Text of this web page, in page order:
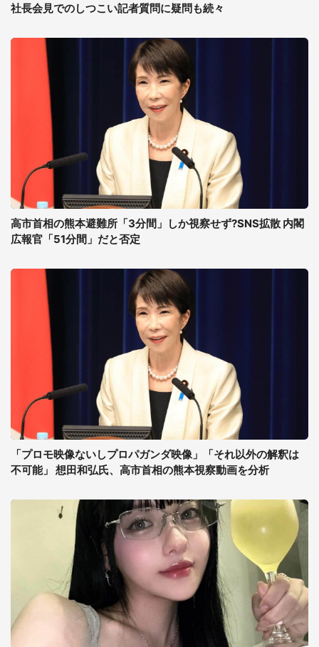
社長会見でのしつこい記者質問に疑問も続々
高市首相の熊本避難所「3分間」しか視察せず?SNS拡散 内閣
広報官「51分間」だと否定
「プロモ映像ないしプロパガンダ映像」「それ以外の解釈は
不可能」 想田和弘氏、高市首相の熊本視察動画を分析